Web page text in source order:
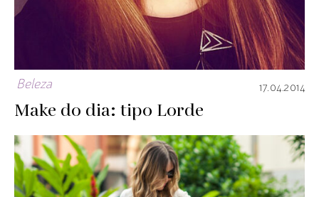
Beleza 17.04.2014
Make do dia: tipo Lorde